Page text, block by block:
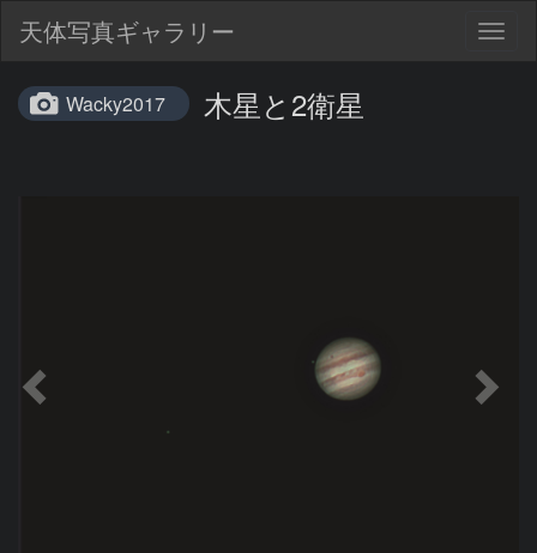
天体写真ギャラリー
Wacky2017 木星と2衛星